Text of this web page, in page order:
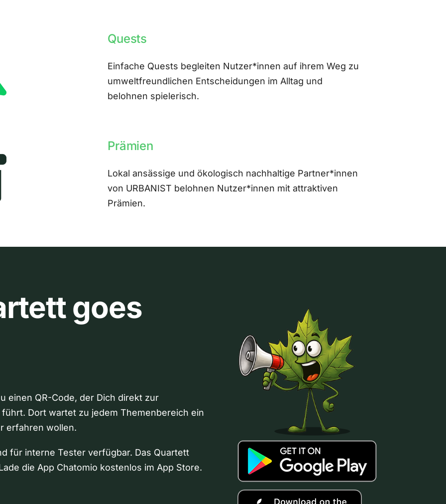
Quests
Einfache Quests begleiten Nutzer*innen auf ihrem Weg zu
umweltfreundlichen Entscheidungen im Alltag und
belohnen spielerisch.
Prämien
Lokal ansässige und ökologisch nachhaltige Partner*innen
von URBANIST belohnen Nutzer*innen mit attraktiven
Prämien.
goes
einen QR-Code, der Dich direkt zur
Dort wartet zu jedem Themenbereich ein
erfahren wollen.
für interne Tester verfügbar. Das Quartett
die App Chatomio kostenlos im App Store.